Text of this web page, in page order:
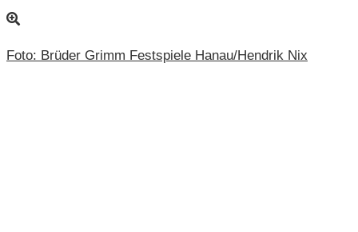
Foto: Brüder Grimm Festspiele Hanau/Hendrik Nix